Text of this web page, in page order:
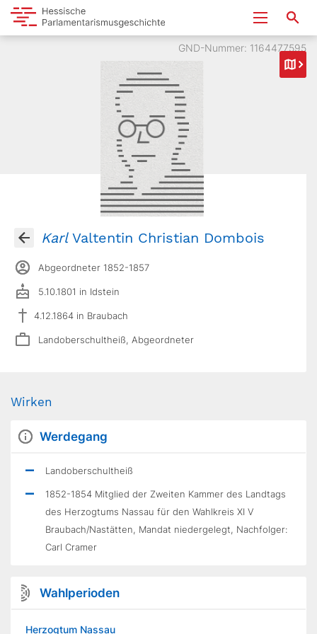
GND-Nummer: 1164477595
KarlValtentin Christian Dombois
Abgeordneter 1852-1857
5.10.1801 in Idstein
4.12.1864 in Braubach
Landoberschultheiß, Abgeordneter
Wirken
Werdegang
Landoberschultheiß
1852-1854 Mitglied der Zweiten Kammer des Landtags
des Herzogtums Nassau für den Wahlkreis XI V
Braubach/Nastätten, Mandat niedergelegt, Nachfolger:
Carl Cramer
Wahlperioden
Herzogtum Nassau